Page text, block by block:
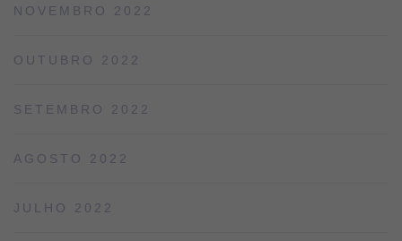
NOVEMBRO 2022
OUTUBRO 2022
SETEMBRO 2022
AGOSTO 2022
JULHO 2022